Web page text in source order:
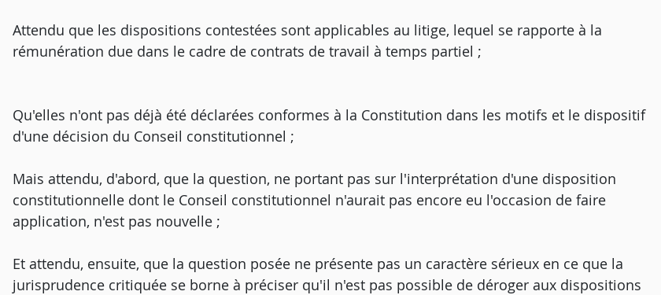
Attendu que les dispositions contestées sont applicables au litige, lequel se rapporte à la
rémunération due dans le cadre de contrats de travail à temps partiel ;
Qu'elles n'ont pas déjà été déclarées conformes à la Constitution dans les motifs et le dispositif
d'une décision du Conseil constitutionnel ;
Mais attendu, d'abord, que la question, ne portant pas sur l'interprétation d'une disposition
constitutionnelle dont le Conseil constitutionnel n'aurait pas encore eu l'occasion de faire
application, n'est pas nouvelle ;
Et attendu, ensuite, que la question posée ne présente pas un caractère sérieux en ce que la
jurisprudence critiquée se borne à préciser qu'il n'est pas possible de déroger aux dispositions